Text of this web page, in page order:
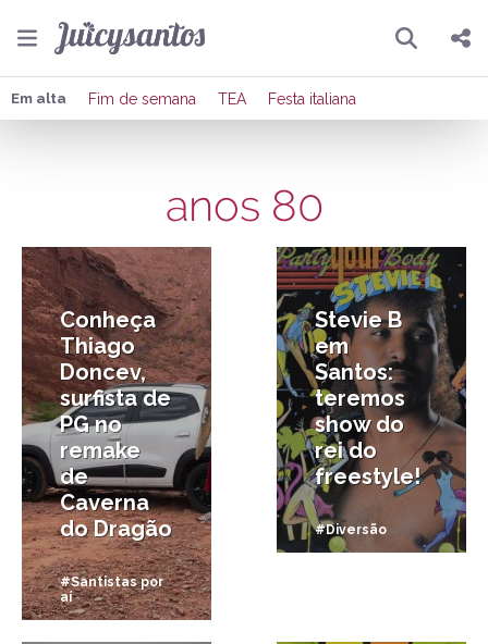
Pesquisar
Compartilhar
Publicar no Facebook
Publicar no X
Em alta Fim de semana TEA Festa italiana
anos 80
Conheça
Thiago
Doncev,
surfista de
PG no
remake
de
Caverna
do Dragão
#Santistas por
aí
Stevie B
em
Santos:
teremos
show do
rei do
freestyle!
#Diversão
12/07/2018